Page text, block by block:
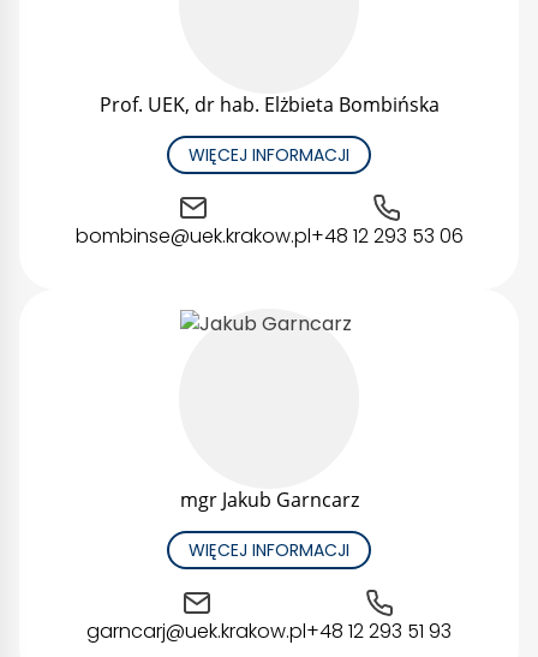
Prof. UEK, dr hab. Elżbieta Bombińska
WIĘCEJ INFORMACJI
bombinse@uek.krakow.pl+48 12 293 53 06
mgr Jakub Garncarz
WIĘCEJ INFORMACJI
garncarj@uek.krakow.pl+48 12 293 51 93